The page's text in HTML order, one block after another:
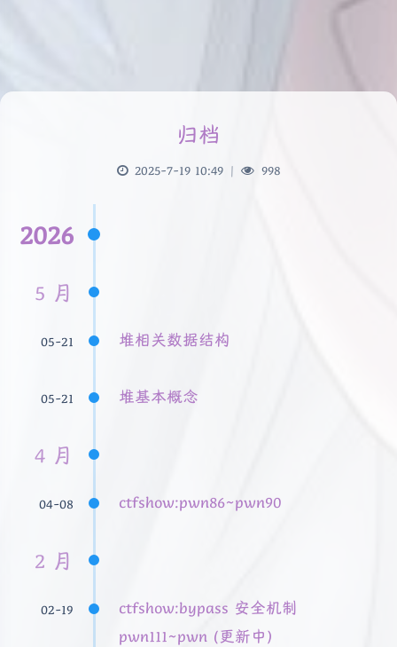
归档
2025-7-19 10:49 | 998
2026
5 月
05-21 堆相关数据结构
05-21 堆基本概念
4 月
04-08 ctfshow:pwn86~pwn90
2 月
02-19
ctfshow:bypass 安全机制
pwn111~pwn (更新中)